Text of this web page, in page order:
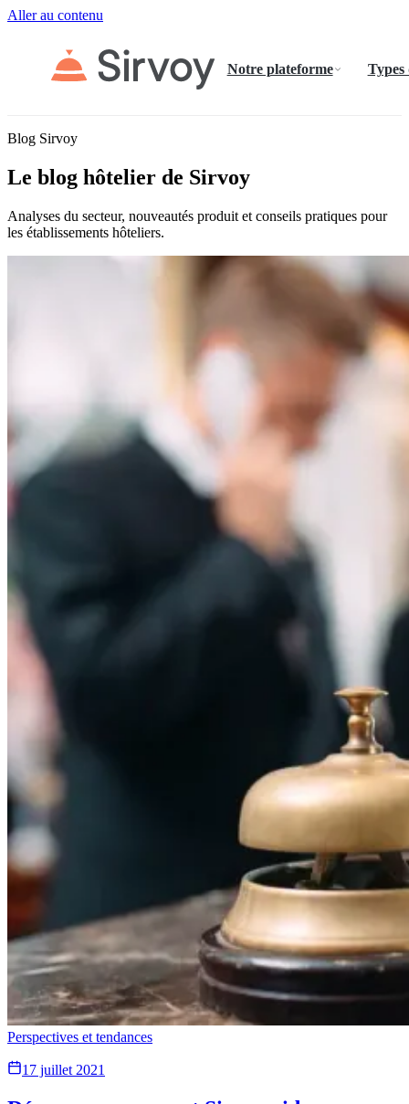
Aller au contenu
Notre plateforme Types
Blog Sirvoy
Le blog hôtelier de Sirvoy
Analyses du secteur, nouveautés produit et conseils pratiques pour
les établissements hôteliers.
Perspectives et tendances
17 juillet 2021